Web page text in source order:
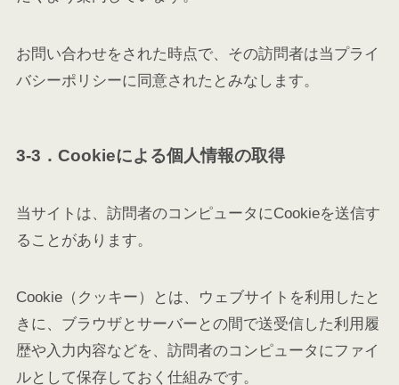
お問い合わせをされた時点で、その訪問者は当プライ
バシーポリシーに同意されたとみなします。
3-3．Cookieによる個人情報の取得
当サイトは、訪問者のコンピュータにCookieを送信す
ることがあります。
Cookie（クッキー）とは、ウェブサイトを利用したと
きに、ブラウザとサーバーとの間で送受信した利用履
歴や入力内容などを、訪問者のコンピュータにファイ
ルとして保存しておく仕組みです。